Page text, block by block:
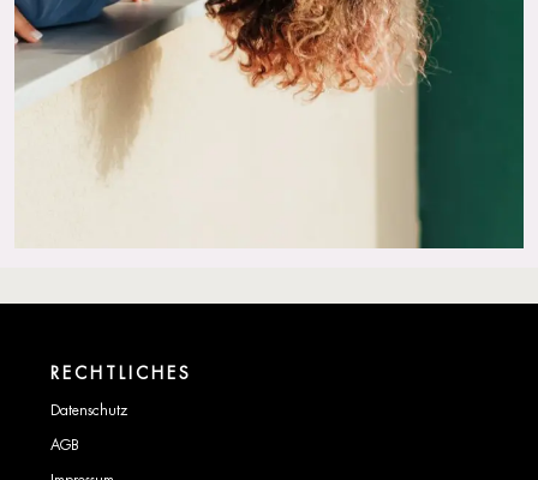
RECHTLICHES
Datenschutz
AGB